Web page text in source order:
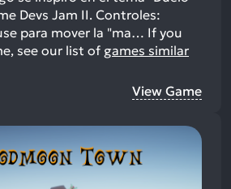
Devs Jam II. Controles:
para mover la "ma… If you
see our list of games similar
View Game